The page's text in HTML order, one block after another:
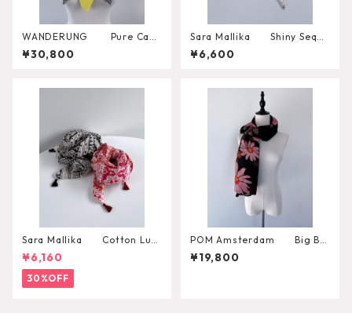
WANDERUNG Pure Cash
mere 100％ Triangle Scarf
¥30,800
Sara Mallika Shiny Sequi
n Embroidery Scarf
¥6,600
Sara Mallika Cotton Lure
x Border Print Scarf
¥6,160
30%OFF
POM Amsterdam Big Blo
oming Shawl
¥19,800